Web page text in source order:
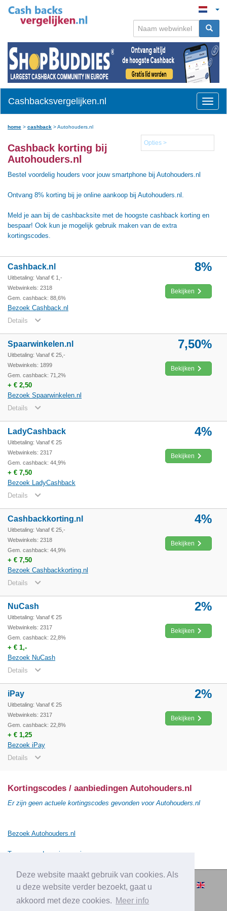
Deze website maakt gebruik van cookies. Als
u deze website verder bezoekt, gaat u
akkoord met deze cookies. Meer info
Toggle
Cashbacksvergelijken.nl
home > cashback >Autohouders.nl
Opties >
Cashback korting bij
Autohouders.nl
Bestel voordelig houders voor jouw smartphone bij Autohouders.nl
Ontvang 8% korting bij je online aankoop bij Autohouders.nl.
Meld je aan bij de cashbacksite met de hoogste cashback korting en
bespaar! Ook kun je mogelijk gebruik maken van de extra
kortingscodes.
Cashback.nl
Uitbetaling: Vanaf € 1,-
Webwinkels: 2318
Gem. cashback: 88,6%
Bezoek Cashback.nl
Details
8%
Bekijken
Spaarwinkelen.nl
Uitbetaling: Vanaf € 25,-
Webwinkels: 1899
Gem. cashback: 71,2%
+ € 2,50
Bezoek Spaarwinkelen.nl
Details
7,50%
Bekijken
LadyCashback
Uitbetaling: Vanaf € 25
Webwinkels: 2317
Gem. cashback: 44,9%
+ € 7,50
Bezoek LadyCashback
Details
4%
Bekijken
Cashbackkorting.nl
Uitbetaling: Vanaf € 25,-
Webwinkels: 2318
Gem. cashback: 44,9%
+ € 7,50
Bezoek Cashbackkorting.nl
Details
4%
Bekijken
NuCash
Uitbetaling: Vanaf € 25
Webwinkels: 2317
Gem. cashback: 22,8%
+ € 1,-
Bezoek NuCash
Details
2%
Bekijken
iPay
Uitbetaling: Vanaf € 25
Webwinkels: 2317
Gem. cashback: 22,8%
+ € 1,25
Bezoek iPay
Details
2%
Bekijken
Kortingscodes / aanbiedingen Autohouders.nl
Er zijn geen actuele kortingscodes gevonden voor Autohouders.nl
Bezoek Autohouders.nl
Terug naar de vorige pagina
© 2010-2026 Cashbacksvergelijken.nl -
Over Cashbacksvergelijken.nl | Privacy |